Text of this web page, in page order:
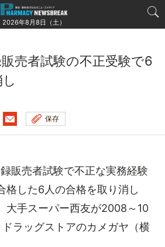
2026年8月8日（土）
者試験の不正受験で6
保存
販売者試験で不正な実務経験
格した6人の合格を取り消し
手スーパー西友が2008～10
ラッグストアのカメガヤ（横